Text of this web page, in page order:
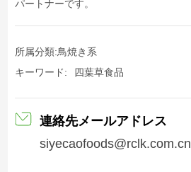
パートナーです。
所属分類:鳥焼き系
キーワード:
四葉草食品
連絡先メールアドレス
siyecaofoods@rclk.com.cn